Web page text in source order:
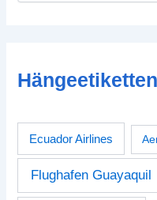
Hängeetiketten
Ecuador Airlines
Flughafen Guayaquil